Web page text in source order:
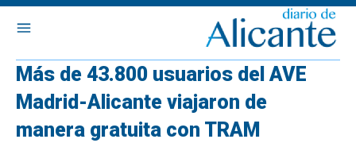
Más de 43.800 usuarios del AVE
Madrid-Alicante viajaron de
manera gratuita con TRAM